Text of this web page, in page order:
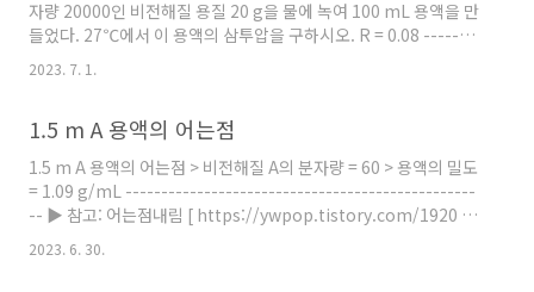
자량 20000인 비전해질 용질 20 g을 물에 녹여 100 mL 용액을 만
들었다. 27℃에서 이 용액의 삼투압을 구하시오. R = 0.08 --------
------------------------------------------- n = W / M ( 참고
https://ywpop.tistory.com/7738 ) = 20 g / (20000 g/mol)
https://ywpop.tistory.com/3222 ) = (20/20000 mol) /
(100/1000 L) = 0.01 mol/L π = MRT ( 참고
https://ywpop.tistory.c..
2023. 7. 1.
1.5 m A 용액의 어는점
1.5 m A 용액의 어는점 > 비전해질 A의 분자량 = 60 > 용액의 밀도
= 1.09 g/mL -------------------------------------------------
-- ▶ 참고: 어는점내림 [ https://ywpop.tistory.com/1920 ] -
-------------------------------------------------- 어는점내림,
ΔTf ΔTf = Kf × m = (1.86) (1.5) = 2.79℃ 순수한 물의 어는점 =
2023. 6. 30.